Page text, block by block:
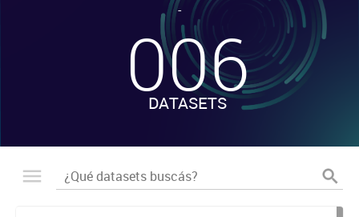
-
006
DATASETS